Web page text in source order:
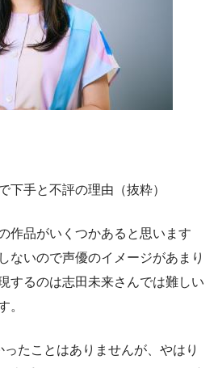
下手と不評の理由（抜粋）
作品がいくつかあると思います
ないので声優のイメージがあまり
するのは志田未来さんでは難しい
。
ったことはありませんが、やはり